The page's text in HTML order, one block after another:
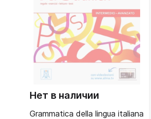
Нет в наличии
Grammatica della lingua italiana